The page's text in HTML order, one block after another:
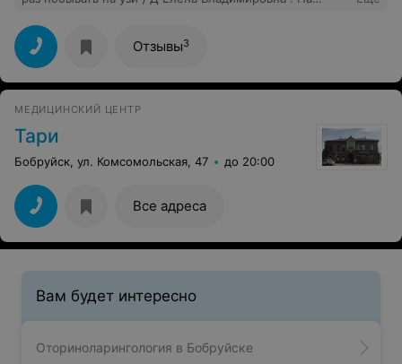
Отзывы3
МЕДИЦИНСКИЙ ЦЕНТР
Тари
Бобруйск, ул. Комсомольская, 47 до 20:00
Все адреса
Вам будет интересно
Оториноларингология в Бобруйске